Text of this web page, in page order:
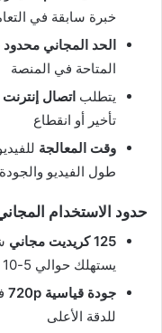
خبرة سابقة في
الحد المجاني محدود
المتاحة في المنصة
يتطلب اتصال
تأخير أو انقطاع
وقت المعالجة
طول الفيديو
حدود الاستخدام
125 كريديت مجاني
يستهلك حوالي 5-10 كريديتات حسب المدة والإعدادات)
جودة قياسية 720p
للدقة الأعلى